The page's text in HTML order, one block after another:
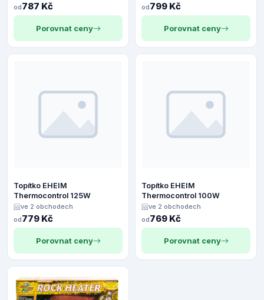
od787 Kč
Porovnat ceny
od799 Kč
Porovnat ceny
Topítko EHEIM
Thermocontrol 125W
ve 2 obchodech
od779 Kč
Porovnat ceny
Topítko EHEIM
Thermocontrol 100W
ve 2 obchodech
od769 Kč
Porovnat ceny